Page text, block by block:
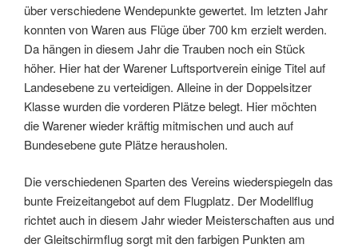
über verschiedene Wendepunkte gewertet. Im letzten Jahr
konnten von Waren aus Flüge über 700 km erzielt werden.
Da hängen in diesem Jahr die Trauben noch ein Stück
höher. Hier hat der Warener Luftsportverein einige Titel auf
Landesebene zu verteidigen. Alleine in der Doppelsitzer
Klasse wurden die vorderen Plätze belegt. Hier möchten
die Warener wieder kräftig mitmischen und auch auf
Bundesebene gute Plätze herausholen.
Die verschiedenen Sparten des Vereins wiederspiegeln das
bunte Freizeitangebot auf dem Flugplatz. Der Modellflug
richtet auch in diesem Jahr wieder Meisterschaften aus und
der Gleitschirmflug sorgt mit den farbigen Punkten am